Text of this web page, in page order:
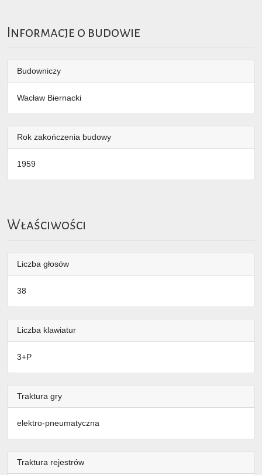
Informacje o budowie
Budowniczy
Wacław Biernacki
Rok zakończenia budowy
1959
Właściwości
Liczba głosów
38
Liczba klawiatur
3+P
Traktura gry
elektro-pneumatyczna
Traktura rejestrów